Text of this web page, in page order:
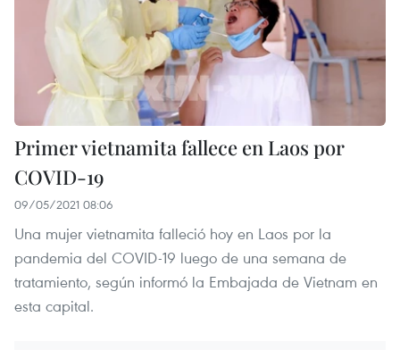
Primer vietnamita fallece en Laos por
COVID-19
09/05/2021 08:06
Una mujer vietnamita falleció hoy en Laos por la
pandemia del COVID-19 luego de una semana de
tratamiento, según informó la Embajada de Vietnam en
esta capital.